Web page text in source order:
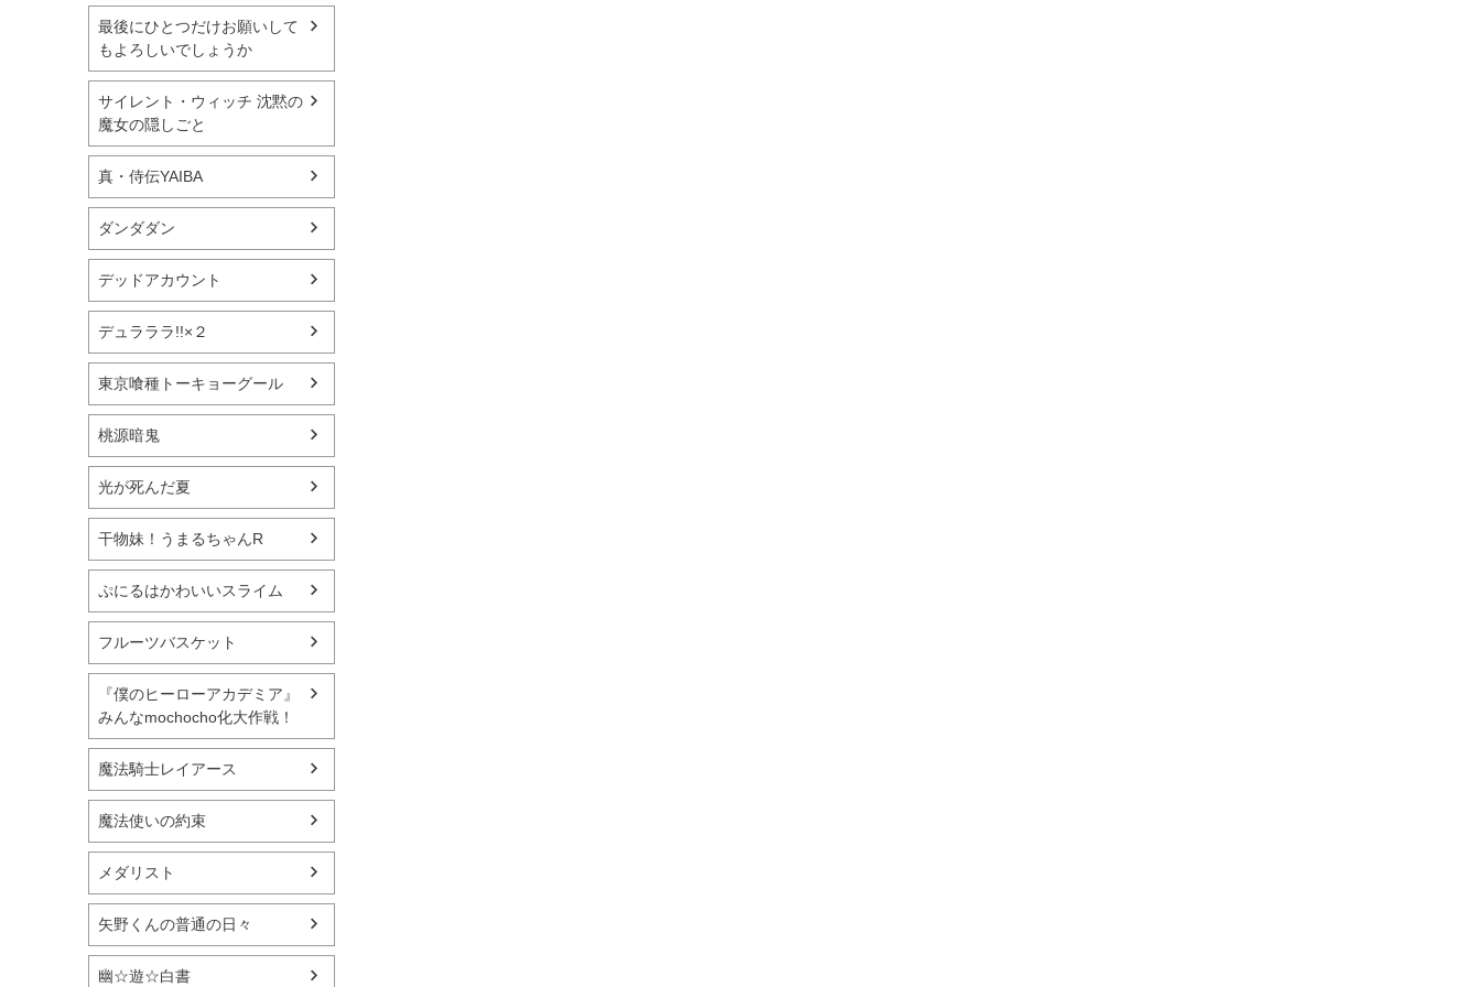
最後にひとつだけお願いして
もよろしいでしょうか
サイレント・ウィッチ 沈黙の
魔女の隠しごと
真・侍伝YAIBA
ダンダダン
デッドアカウント
デュラララ!!×２
東京喰種トーキョーグール
桃源暗鬼
光が死んだ夏
干物妹！うまるちゃんR
ぷにるはかわいいスライム
フルーツバスケット
『僕のヒーローアカデミア』
みんなmochocho化大作戦！
魔法騎士レイアース
魔法使いの約束
メダリスト
矢野くんの普通の日々
幽☆遊☆白書